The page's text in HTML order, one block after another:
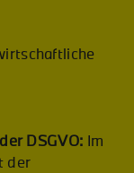
DSGVO: Im
der